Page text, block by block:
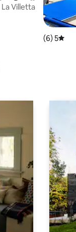
متوسط التقييم 5 من 5، 6 مراجعات
5 (6)
La Villetta